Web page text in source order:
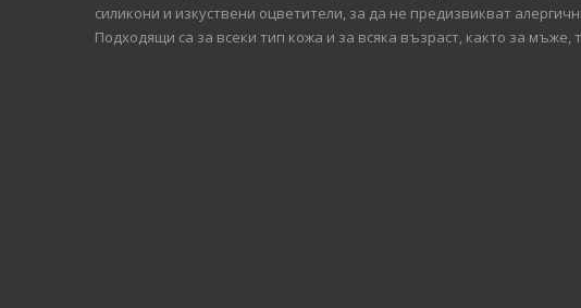
силикони и изкуствени оцветители, за да не предизвикват
Подходящи са за всеки тип кожа и за всяка възраст, както за мъже,